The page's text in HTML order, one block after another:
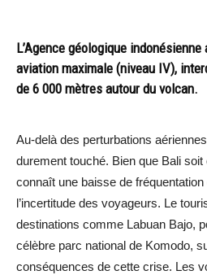
L’Agence géologique
aviation maximale (niveau IV),
de 6 000 mètres autour du volcan.
Au-delà des perturbations
durement touché. Bien que Bali
connaît une baisse de
l’incertitude des voyageurs. Le
destinations comme Labuan Bajo,
célèbre parc national de Komodo,
conséquences de cette crise. Les